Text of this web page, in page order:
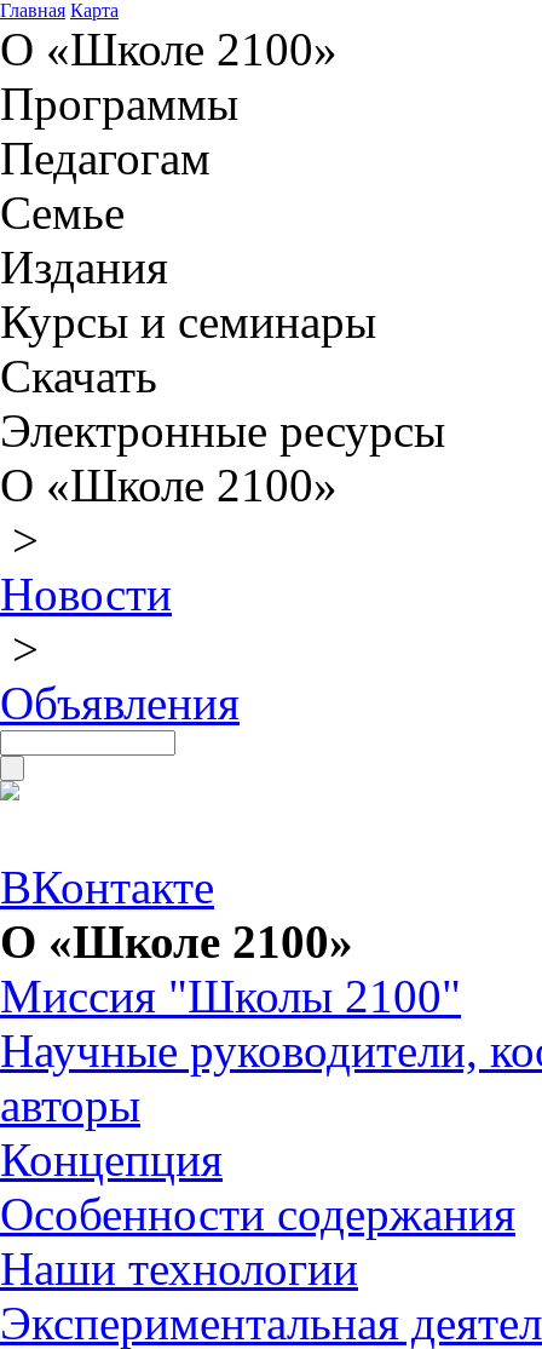
Главная Карта
О «Школе 2100»
Программы
Педагогам
Семье
Издания
Курсы и семинары
Скачать
Электронные ресурсы
О «Школе 2100»
>
Новости
>
Объявления
ВКонтакте
О «Школе 2100»
Миссия "Школы 2100"
Научные руководители,
авторы
Концепция
Особенности содержания
Наши технологии
Экспериментальная